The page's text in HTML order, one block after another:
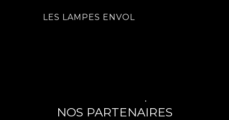
LAMPES ENVOL
NOS PARTENAIRES